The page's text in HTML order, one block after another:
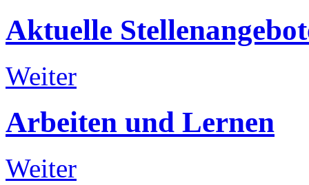
Aktuelle
Weiter
Arbeiten und Lernen
Weiter